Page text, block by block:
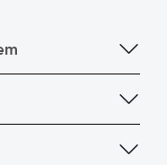
Oberlichts bei